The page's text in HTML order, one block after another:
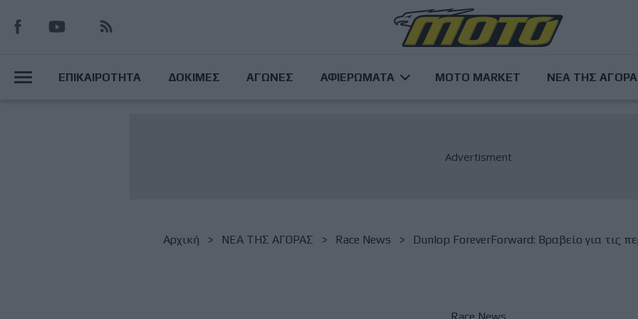
προς
κυρίως
MainΕΠΙΚΑΙΡΟΤΗΤΑ ΔΟΚΙΜΕΣ ΑΓΩΝΕΣ ΑΦΙΕΡΩΜΑΤΑ MOTO MARKET ΝΕΑ ΤΗΣ
BreadcrumbΑρχική NΕΑ ΤΗΣ ΑΓΟΡΑΣ Race News Dunlop ForeverForward: Βραβείο για τις